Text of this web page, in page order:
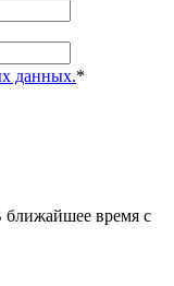
данных.*
время с